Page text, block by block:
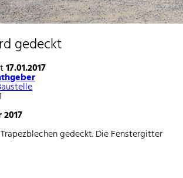
gedeckt
17.01.2017
2017
gedeckt. Die Fenstergitter